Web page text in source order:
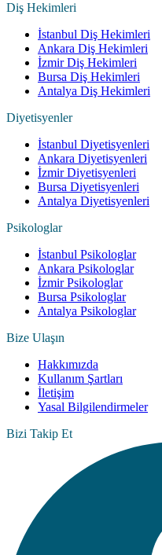
Diş Hekimleri
İstanbul Diş Hekimleri
Ankara Diş Hekimleri
İzmir Diş Hekimleri
Bursa Diş Hekimleri
Antalya Diş Hekimleri
Diyetisyenler
İstanbul Diyetisyenleri
Ankara Diyetisyenleri
İzmir Diyetisyenleri
Bursa Diyetisyenleri
Antalya Diyetisyenleri
Psikologlar
İstanbul Psikologlar
Ankara Psikologlar
İzmir Psikologlar
Bursa Psikologlar
Antalya Psikologlar
Bize Ulaşın
Hakkımızda
Kullanım Şartları
İletişim
Yasal Bilgilendirmeler
Bizi Takip Et